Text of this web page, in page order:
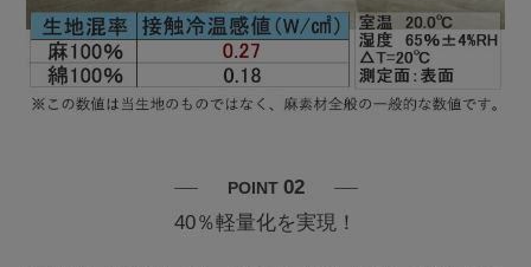
POINT 02
40％軽量化を実現！